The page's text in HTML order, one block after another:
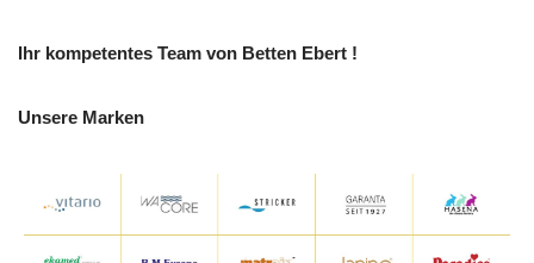
Ihr kompetentes Team von Betten Ebert !
Unsere Marken